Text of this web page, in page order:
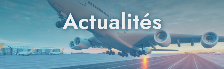
Actualités